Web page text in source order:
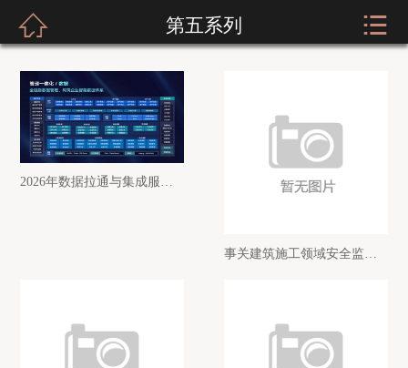
新闻资讯
服装展示
招商加盟
客户留言
 第五系列 
2026年数据拉通与集成服务靠谱公司推荐汇总
事关建筑施工领域安全监管!安康市安委办发布提示函→